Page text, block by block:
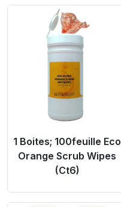
Product Link
1 Boites; 100feuille Eco
Orange Scrub Wipes
(Ct6)